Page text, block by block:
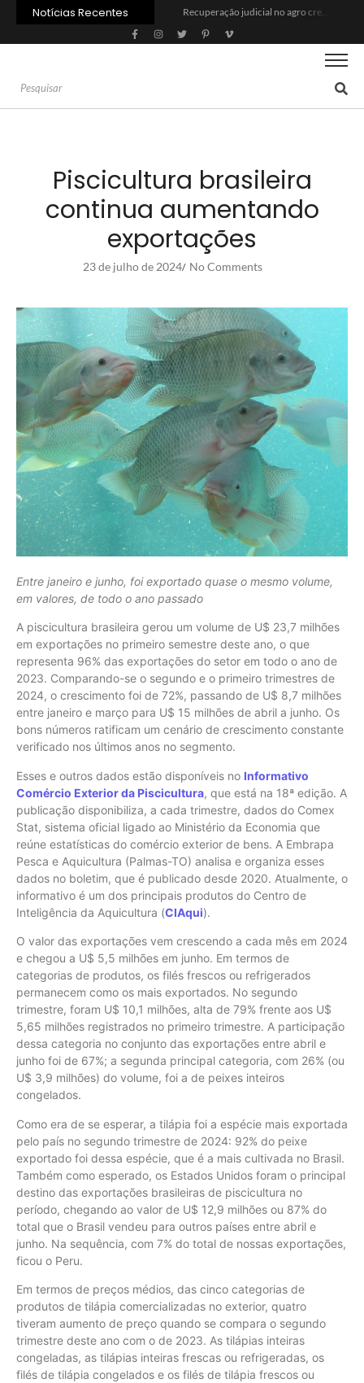
Notícias Recentes
Recuperação judicial no agro cresceu 66% em um ano no país
Crise do agro avança para além da porteira
A patente da soja transgênica venceu? O que dizem Aprosoja e Bayer
União Europeia paga até 40% mais pela carne bovina do que a China
Piscicultura brasileira
continua aumentando
exportações
23 de julho de 2024/ No Comments
Entre janeiro e junho, foi exportado quase o mesmo volume,
em valores, de todo o ano passado
A piscicultura brasileira gerou um volume de U$ 23,7 milhões
em exportações no primeiro semestre deste ano, o que
representa 96% das exportações do setor em todo o ano de
2023. Comparando-se o segundo e o primeiro trimestres de
2024, o crescimento foi de 72%, passando de U$ 8,7 milhões
entre janeiro e março para U$ 15 milhões de abril a junho. Os
bons números ratificam um cenário de crescimento constante
verificado nos últimos anos no segmento.
Esses e outros dados estão disponíveis no Informativo
Comércio Exterior da Piscicultura, que está na 18ª edição. A
publicação disponibiliza, a cada trimestre, dados do Comex
Stat, sistema oficial ligado ao Ministério da Economia que
reúne estatísticas do comércio exterior de bens. A Embrapa
Pesca e Aquicultura (Palmas-TO) analisa e organiza esses
dados no boletim, que é publicado desde 2020. Atualmente, o
informativo é um dos principais produtos do Centro de
Inteligência da Aquicultura (CIAqui).
O valor das exportações vem crescendo a cada mês em 2024
e chegou a U$ 5,5 milhões em junho. Em termos de
categorias de produtos, os filés frescos ou refrigerados
permanecem como os mais exportados. No segundo
trimestre, foram U$ 10,1 milhões, alta de 79% frente aos U$
5,65 milhões registrados no primeiro trimestre. A participação
dessa categoria no conjunto das exportações entre abril e
junho foi de 67%; a segunda principal categoria, com 26% (ou
U$ 3,9 milhões) do volume, foi a de peixes inteiros
congelados.
Como era de se esperar, a tilápia foi a espécie mais exportada
pelo país no segundo trimestre de 2024: 92% do peixe
exportado foi dessa espécie, que é a mais cultivada no Brasil.
Também como esperado, os Estados Unidos foram o principal
destino das exportações brasileiras de piscicultura no
período, chegando ao valor de U$ 12,9 milhões ou 87% do
total que o Brasil vendeu para outros países entre abril e
junho. Na sequência, com 7% do total de nossas exportações,
ficou o Peru.
Em termos de preços médios, das cinco categorias de
produtos de tilápia comercializadas no exterior, quatro
tiveram aumento de preço quando se compara o segundo
trimestre deste ano com o de 2023. As tilápias inteiras
congeladas, as tilápias inteiras frescas ou refrigeradas, os
filés de tilápia congelados e os filés de tilápia frescos ou